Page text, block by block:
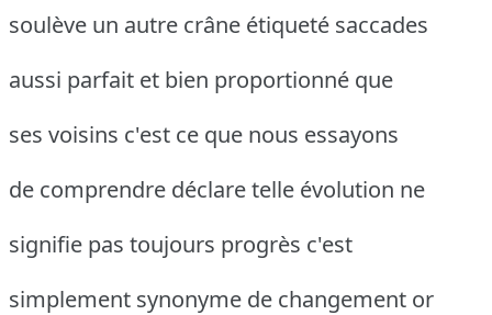
soulève un autre crâne étiqueté saccades
aussi parfait et bien proportionné que
ses voisins c'est ce que nous essayons
de comprendre déclare telle évolution ne
signifie pas toujours progrès c'est
simplement synonyme de changement or